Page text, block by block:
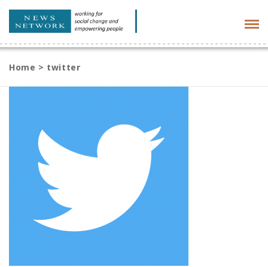
Home > twitter